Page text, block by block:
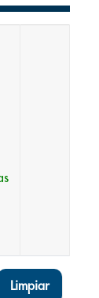
Limpiar